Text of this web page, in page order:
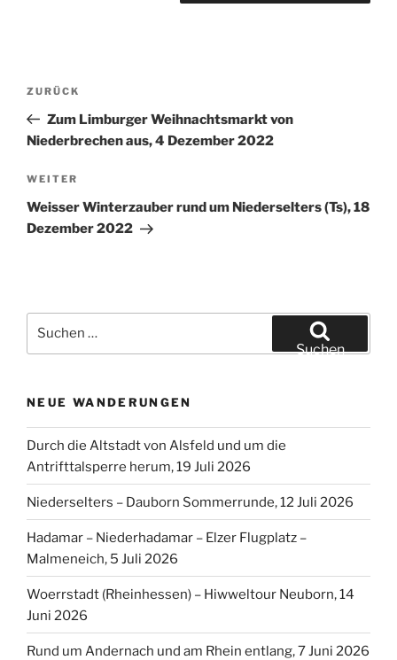
Beitragsnavigation
Vorheriger
Beitrag
ZURÜCK
Zum Limburger Weihnachtsmarkt von
Niederbrechen aus, 4 Dezember 2022
Nächster
Beitrag
WEITER
Weisser Winterzauber rund um Niederselters (Ts), 18
Dezember 2022
nach:
Suchen
NEUE WANDERUNGEN
Durch die Altstadt von Alsfeld und um die
Antrifttalsperre herum, 19 Juli 2026
Niederselters – Dauborn Sommerrunde, 12 Juli 2026
Hadamar – Niederhadamar – Elzer Flugplatz –
Malmeneich, 5 Juli 2026
Woerrstadt (Rheinhessen) – Hiwweltour Neuborn, 14
Juni 2026
Rund um Andernach und am Rhein entlang, 7 Juni 2026